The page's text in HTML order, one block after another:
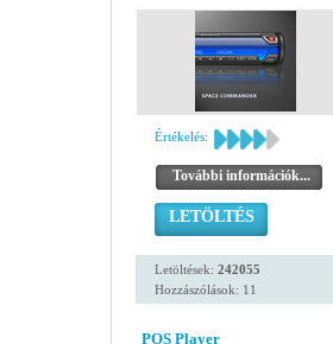
Értékelés:
További információk...
LETÖLTÉS
Letöltések: 242055
Hozzászólások: 11
POS Player